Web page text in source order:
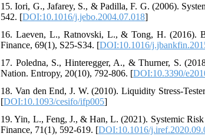
15. Iori, G., Jafarey, S., & Padilla, F. G. (2006).
542. [DOI:10.1016/j.jebo.2004.07.018]
16. Laeven, L., Ratnovski, L., & Tong, H. (2016).
Finance, 69(1), S25-S34. [DOI:10.1016/
17. Poledna, S., Hinteregger, A., & Thurner, S.
Nation. Entropy, 20(10), 792-806. [DOI:10.3390/
18. Van den End, J. W. (2010). Liquidity Stress-
[DOI:10.1093/cesifo/ifp005]
19. Yin, L., Feng, J., & Han, L. (2021). Systemic
Finance, 71(1), 592-619. [DOI:10.1016/